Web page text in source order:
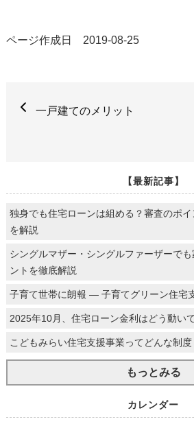
ページ作成日 2019-08-25
一戸建てのメリット
【最新記事】
独身でも住宅ローンは組める？審査のポ
を解説
シングルマザー・シングルファーザーで
ントを徹底解説
子育て世帯に朗報 ― 子育てグリーン住宅
2025年10月、住宅ローン金利はどう動い
こどもみらい住宅支援事業ってどんな制度
もっとみる
カレンダー